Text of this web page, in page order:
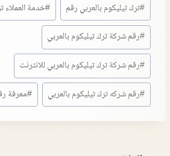
#ترك تيليكوم بالعربي رقم #خدمة العملاء
#رقم شركة ترك تيليكوم بالعربي
#رقم شركة ترك تيليكوم بالعربي للانترنت
#رقم شركه ترك تيليكوم بالعربي #معرفة